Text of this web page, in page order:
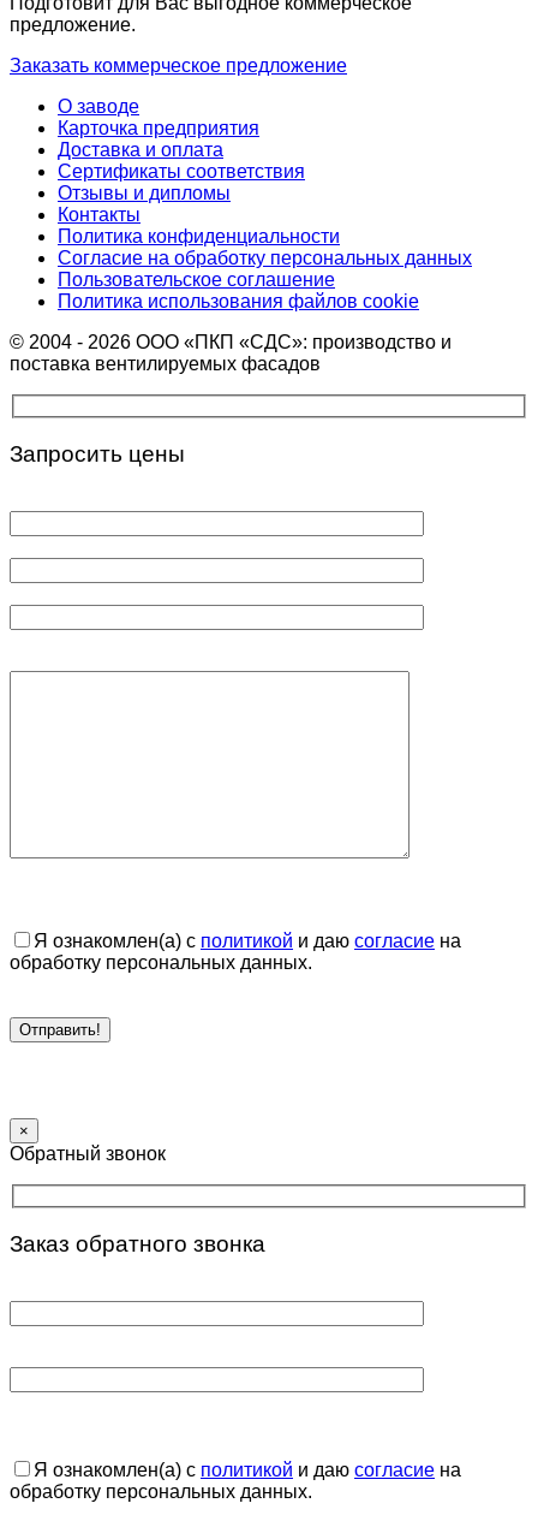
предложение.
Заказать коммерческое предложение
О заводе
Карточка предприятия
Доставка и оплата
Сертификаты соответствия
Отзывы и дипломы
Контакты
Политика конфиденциальности
Согласие на обработку персональных данных
Пользовательское соглашение
Политика использования файлов cookie
© 2004 - 2026 ООО «ПКП «СДС»: производство и
поставка вентилируемых фасадов
Запросить цены
Я ознакомлен(а) с политикой и даю согласие на
обработку персональных данных.
×
Обратный звонок
Заказ обратного звонка
Я ознакомлен(а) с политикой и даю согласие на
обработку персональных данных.